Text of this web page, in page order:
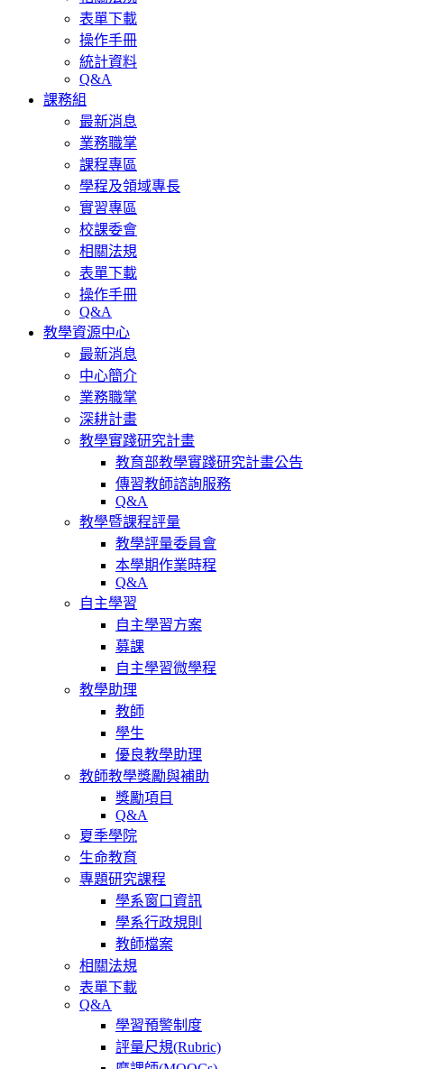
表單下載
操作手冊
統計資料
Q&A
課務組
最新消息
業務職掌
課程專區
學程及領域專長
實習專區
校課委會
相關法規
表單下載
操作手冊
Q&A
教學資源中心
最新消息
中心簡介
業務職掌
深耕計畫
教學實踐研究計畫
教育部教學實踐研究計畫公告
傳習教師諮詢服務
Q&A
教學暨課程評量
教學評量委員會
本學期作業時程
Q&A
自主學習
自主學習方案
募課
自主學習微學程
教學助理
教師
學生
優良教學助理
教師教學獎勵與補助
獎勵項目
Q&A
夏季學院
生命教育
專題研究課程
學系窗口資訊
學系行政規則
教師檔案
相關法規
表單下載
Q&A
學習預警制度
評量尺規(Rubric)